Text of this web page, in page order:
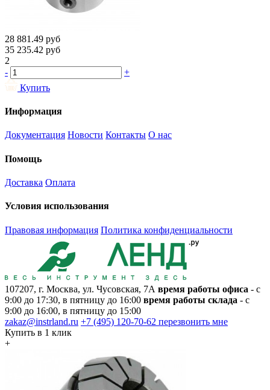
28 881.49 руб
35 235.42 руб
2
-
+
Купить
Информация
Документация Новости Контакты О нас
Помощь
Доставка Оплата
Условия использования
Правовая информация Политика конфиденциальности
107207, г. Москва, ул. Чусовская, 7А время работы офиса - с
9:00 до 17:30, в пятницу до 16:00 время работы склада - с
9:00 до 16:00, в пятницу до 15:00
zakaz@instrland.ru +7 (495) 120-70-62 перезвонить мне
Купить в 1 клик
+